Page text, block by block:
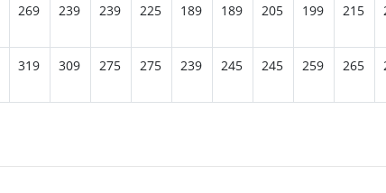
269 239 239 225 189 189 205 199 215
319 309 275 275 239 245 245 259 265